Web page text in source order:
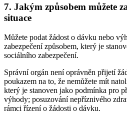
7. Jakým způsobem můžete
situace
Můžete podat žádost o dávku nebo
zabezpečení způsobem, který je
sociálního zabezpečení.
Správní orgán není oprávněn přijetí
poukazem na to, že nemůžete mít
který je stanoven jako podmínka pro
výhody; posuzování nepříznivého
rámci řízení o žádosti o dávku.